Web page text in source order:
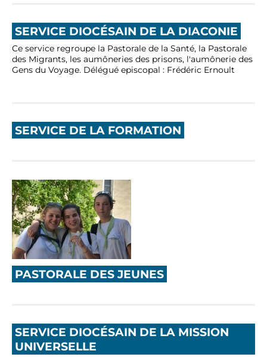
SERVICE DIOCÉSAIN DE LA DIACONIE
Ce service regroupe la Pastorale de la Santé, la Pastorale
des Migrants, les aumôneries des prisons, l'aumônerie des
Gens du Voyage. Délégué episcopal : Frédéric Ernoult
SERVICE DE LA FORMATION
PASTORALE DES JEUNES
SERVICE DIOCÉSAIN DE LA MISSION
UNIVERSELLE